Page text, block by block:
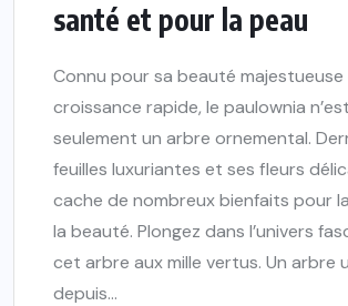
santé et pour la peau
Connu pour sa beauté majestueuse
croissance rapide, le paulownia
seulement un arbre ornemental.
feuilles luxuriantes et ses fleurs
cache de nombreux bienfaits pour
la beauté. Plongez dans l’univers
cet arbre aux mille vertus. Un arbre
depuis...